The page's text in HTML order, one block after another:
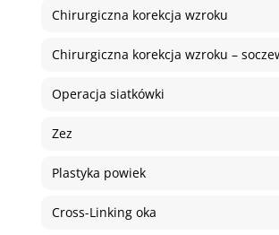
Chirurgiczna korekcja wzroku
Chirurgiczna korekcja wzroku –
Operacja siatkówki
Zez
Plastyka powiek
Cross-Linking oka